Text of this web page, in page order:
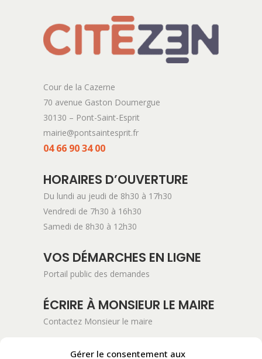
Gérer le consentement aux
Cour de la Cazerne
70 avenue Gaston Doumergue
30130 – Pont-Saint-Esprit
mairie@pontsaintesprit.fr
04 66 90 34 00
HORAIRES D’OUVERTURE
Du lundi au jeudi de 8h30 à 17h30
Vendredi de 7h30 à 16h30
Samedi de 8h30 à 12h30
VOS DÉMARCHES EN LIGNE
Portail public des demandes
ÉCRIRE À MONSIEUR LE MAIRE
Contactez Monsieur le maire
ADRESSE POSTALE